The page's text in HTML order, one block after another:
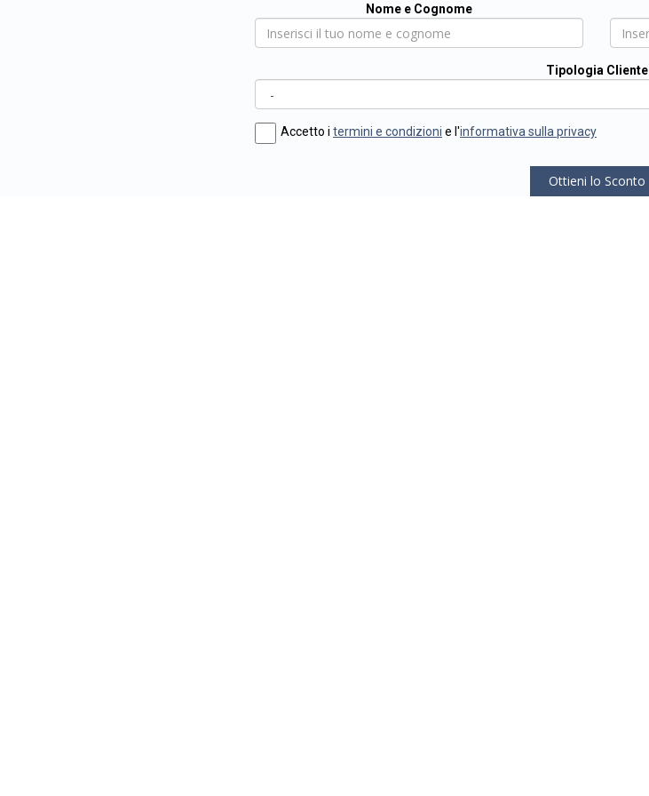
Nome e Cognome
Tipologia Cliente
Accetto i termini e condizioni e l'informativa sulla privacy
Ottieni lo Sconto